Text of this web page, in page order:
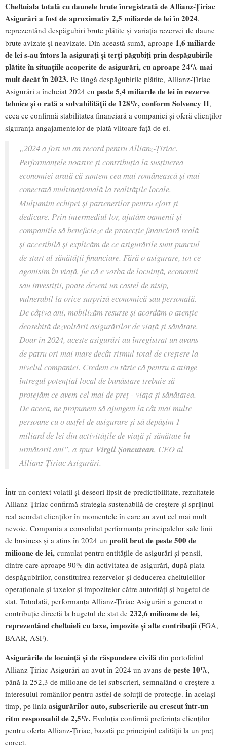
Cheltuiala totală cu daunele brute înregistrată de Allianz-Țiriac
Asigurări a fost de aproximativ 2,5 miliarde de lei în 2024,
reprezentând despăgubiri brute plătite și variația rezervei de daune
brute avizate și neavizate. Din această sumă, aproape 1,6 miliarde
de lei s-au întors la asigurați și terți păgubiți prin despăgubirile
plătite în situațiile acoperite de asigurări, cu aproape 24% mai
mult decât în 2023. Pe lângă despăgubirile plătite, Allianz-Țiriac
Asigurări a încheiat 2024 cu peste5,4 miliarde de lei în rezerve
tehnice și o rată a solvabilității de 128%, conform Solvency II,
ceea ce confirmă stabilitatea financiară a companiei și oferă clienților
siguranța angajamentelor de plată viitoare față de ei.
„2024 a fost un an record pentru Allianz-Țiriac.
Performanțele noastre și contribuția la susținerea
economiei arată că suntem cea mai românească și mai
conectată multinațională la realitățile locale.
Mulțumim echipei și partenerilor pentru efort și
dedicare. Prin intermediul lor, ajutăm oamenii și
companiile să beneficieze de protecție financiară reală
și accesibilă și explicăm de ce asigurările sunt punctul
de start al sănătății financiare. Fără o asigurare, tot ce
agonisim în viață, fie că e vorba de locuință, economii
sau investiții, poate deveni un castel de nisip,
vulnerabil la orice surpriză economică sau personală.
De câțiva ani, mobilizăm resurse și acordăm o atenție
deosebită dezvoltării asigurărilor de viață și sănătate.
Doar în 2024, aceste asigurări au înregistrat un avans
de patru ori mai mare decât ritmul total de creștere la
nivelul companiei. Credem cu tărie că pentru a atinge
întregul potențial local de bunăstare trebuie să
protejăm ce avem cel mai de preț - viața și sănătatea.
De aceea, ne propunem să ajungem la cât mai multe
persoane cu o astfel de asigurare și să depășim 1
miliard de lei din activitățile de viață și sănătate în
următorii ani”, a spus Virgil Șoncutean, CEO al
Allianz-Țiriac Asigurări.
Într-un context volatil și deseori lipsit de predictibilitate, rezultatele
Allianz-Țiriac confirmă strategia sustenabilă de creștere și sprijinul
real acordat clienților în momentele în care au avut cel mai mult
nevoie. Compania a consolidat performanța principalelor sale linii
de business și a atins în 2024 un profit brut de peste 500 de
milioane de lei, cumulat pentru entitățile de asigurări și pensii,
dintre care aproape 90% din activitatea de asigurări, după plata
despăgubirilor, constituirea rezervelor și deducerea cheltuielilor
operaționale și taxelor și impozitelor către autorități și bugetul de
stat. Totodată, performanța Allianz-Țiriac Asigurări a generat o
contribuție directă la bugetul de stat de 232,6 milioane de lei,
reprezentând cheltuieli cu taxe, impozite și alte contribuții (FGA,
BAAR, ASF).
Asigurările de locuință și de răspundere civilă din portofoliul
Allianz-Țiriac Asigurări au avut în 2024 un avans de peste 10%,
până la 252,3 de milioane de lei subscrieri, semnalând o creștere a
interesului românilor pentru astfel de soluții de protecție. În același
timp, pe linia asigurărilor auto,subscrierile au crescut într-un
ritm responsabil de 2,5%. Evoluția confirmă preferința clienților
pentru oferta Allianz-Țiriac, bazată pe principiul calității la un preț
corect.